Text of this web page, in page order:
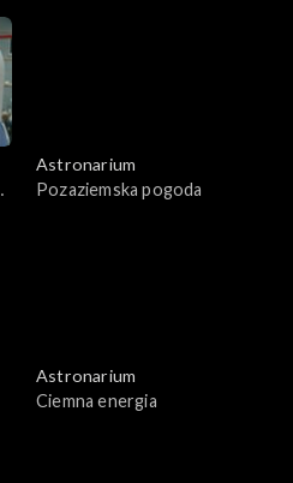
Astronarium
Pozaziemska pogoda
Astronarium
Ciemna energia